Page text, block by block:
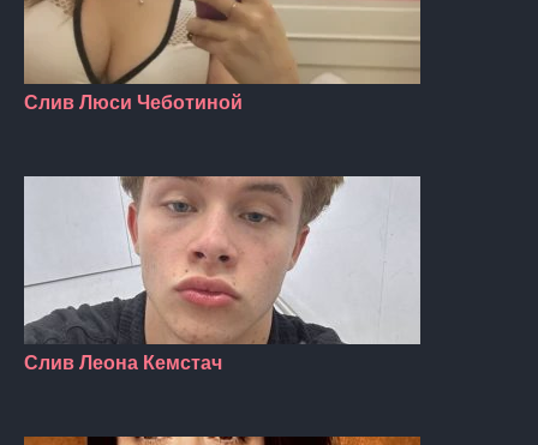
Слив Люси Чеботиной
Слив Леона Кемстач